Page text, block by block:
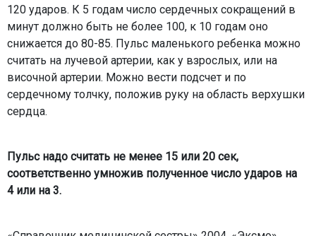
120 ударов. К 5 годам число сердечных сокращений в
минут должно быть не более 100, к 10 годам оно
снижается до 80-85. Пульс маленького ребенка можно
считать на лучевой артерии, как у взрослых, или на
височной артерии. Можно вести подсчет и по
сердечному толчку, положив руку на область верхушки
сердца.
Пульс надо считать не менее 15 или 20 сек,
соответственно умножив полученное число ударов на
4 или на 3.